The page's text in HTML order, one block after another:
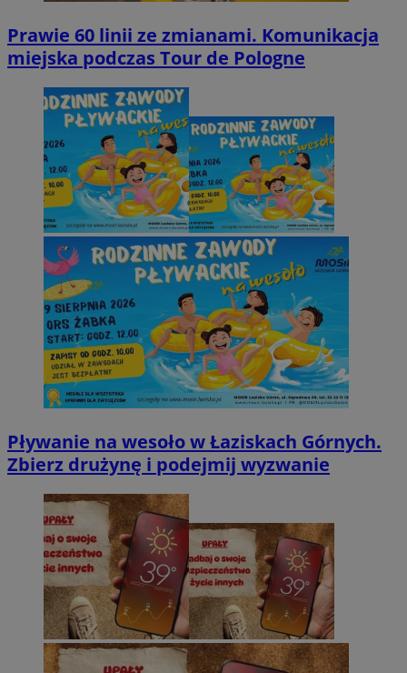
Prawie 60 linii ze zmianami. Komunikacja
miejska podczas Tour de Pologne
Pływanie na wesoło w Łaziskach Górnych.
Zbierz drużynę i podejmij wyzwanie